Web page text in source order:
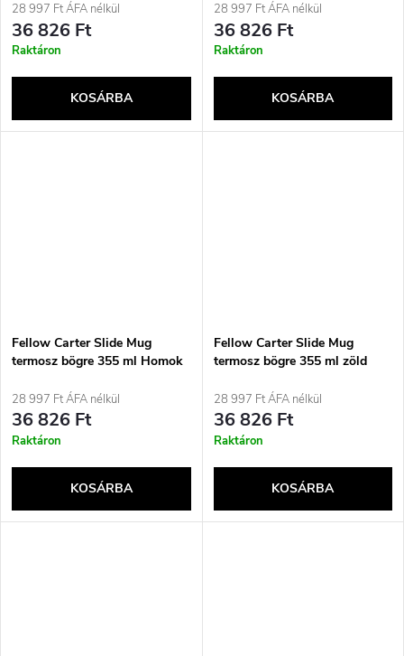
28 997 Ft ÁFA nélkül
36 826 Ft
Raktáron
KOSÁRBA
28 997 Ft ÁFA nélkül
36 826 Ft
Raktáron
KOSÁRBA
Fellow Carter Slide Mug
termosz bögre 355 ml Homok
28 997 Ft ÁFA nélkül
36 826 Ft
Raktáron
KOSÁRBA
Fellow Carter Slide Mug
termosz bögre 355 ml zöld
28 997 Ft ÁFA nélkül
36 826 Ft
Raktáron
KOSÁRBA